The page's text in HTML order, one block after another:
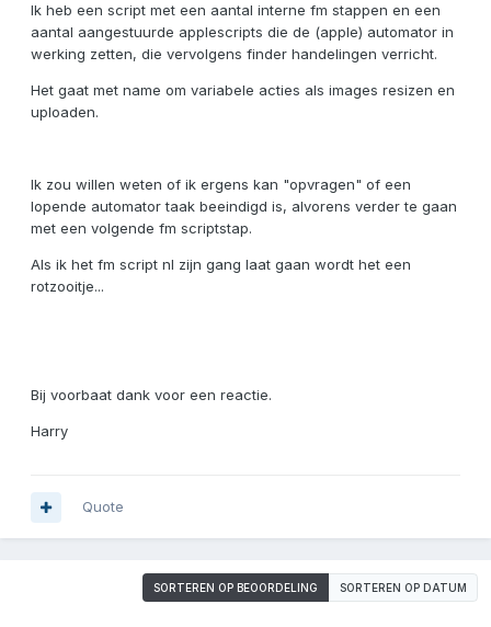
Ik heb een script met een aantal interne fm stappen en een
aantal aangestuurde applescripts die de (apple) automator in
werking zetten, die vervolgens finder handelingen verricht.
Het gaat met name om variabele acties als images resizen en
uploaden.
Ik zou willen weten of ik ergens kan "opvragen" of een
lopende automator taak beeindigd is, alvorens verder te gaan
met een volgende fm scriptstap.
Als ik het fm script nl zijn gang laat gaan wordt het een
rotzooitje...
Bij voorbaat dank voor een reactie.
Harry
Quote
SORTEREN OP BEOORDELING SORTEREN OP DATUM